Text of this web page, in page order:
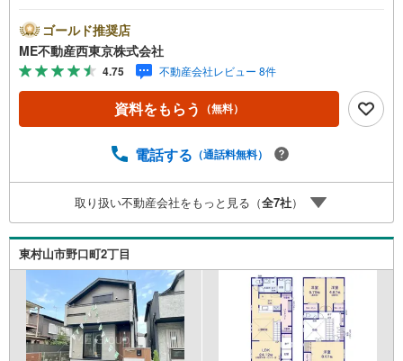
どんなに信用のある建築会社でもご自分の目で確認するこ
とは重要ですよね。特殊機材を使用し物件状態を調査致し
ますご来店特典■FP相談キャッシュフローの作成無料でで
きます■未公開の物件情報をご紹介■弊社仲介にてご契約頂
くと1万円から最大10万円のご紹介料をお支払い！詳しくは
スタッフ迄 都内有数の1棟ビル大型店舗開店！■西武新宿線
う方はご自宅へ『無料送迎サービス』実施しております！■
ー、紙おむつ、アメニティ、大型個室ブース4部屋、各ブー
スモニター等完備しております！
ゴールド推奨店
ME不動産西東京株式会社
4.75 不動産会社レビュー 8件
資料をもらう （無料）
電話する （通話料無料）
取り扱い不動産会社をもっと見る（全7社）
東村山市野口町2丁目